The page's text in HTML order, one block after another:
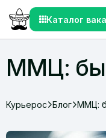
Каталог
ММЦ:
Курьерос Блог ММЦ: